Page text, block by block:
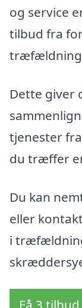
og service
tilbud fra
Dette giver
tjenester
du træffer
Du kan
eller
i